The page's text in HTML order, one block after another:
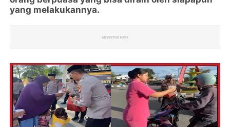
yang melakukannya.